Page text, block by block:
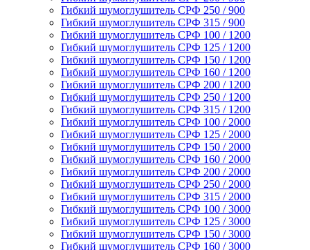
Гибкий шумоглушитель СРФ 250 / 900
Гибкий шумоглушитель СРФ 315 / 900
Гибкий шумоглушитель СРФ 100 / 1200
Гибкий шумоглушитель СРФ 125 / 1200
Гибкий шумоглушитель СРФ 150 / 1200
Гибкий шумоглушитель СРФ 160 / 1200
Гибкий шумоглушитель СРФ 200 / 1200
Гибкий шумоглушитель СРФ 250 / 1200
Гибкий шумоглушитель СРФ 315 / 1200
Гибкий шумоглушитель СРФ 100 / 2000
Гибкий шумоглушитель СРФ 125 / 2000
Гибкий шумоглушитель СРФ 150 / 2000
Гибкий шумоглушитель СРФ 160 / 2000
Гибкий шумоглушитель СРФ 200 / 2000
Гибкий шумоглушитель СРФ 250 / 2000
Гибкий шумоглушитель СРФ 315 / 2000
Гибкий шумоглушитель СРФ 100 / 3000
Гибкий шумоглушитель СРФ 125 / 3000
Гибкий шумоглушитель СРФ 150 / 3000
Гибкий шумоглушитель СРФ 160 / 3000